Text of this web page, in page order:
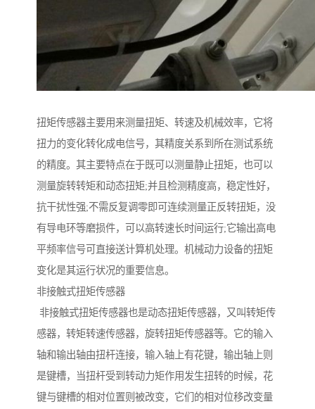
扭矩传感器主要用来测量扭矩、转速及机械效率，它将
扭力的变化转化成电信号，其精度关系到所在测试系统
的精度。其主要特点在于既可以测量静止扭矩，也可以
测量旋转转矩和动态扭矩;并且检测精度高，稳定性好，
抗干扰性强;不需反复调零即可连续测量正反转扭矩，没
有导电环等磨损件，可以高转速长时间运行;它输出高电
平频率信号可直接送计算机处理。机械动力设备的扭矩
变化是其运行状况的重要信息。
非接触式扭矩传感器
非接触式扭矩传感器也是动态扭矩传感器，又叫转矩传
感器，转矩转速传感器，旋转扭矩传感器等。它的输入
轴和输出轴由扭杆连接，输入轴上有花键，输出轴上则
是键槽，当扭杆受到转动力矩作用发生扭转的时候，花
键与键槽的相对位置则被改变，它们的相对位移改变量